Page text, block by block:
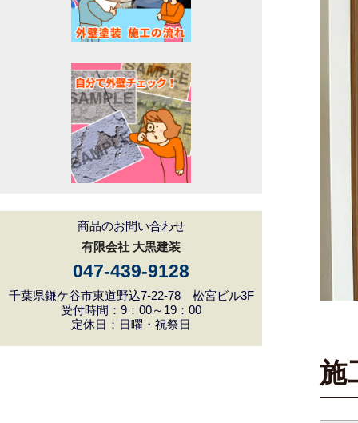
商品のお問い合わせ
有限会社 大黒建装
047-439-9128
千葉県鎌ケ谷市東道野込7-22-78 松宮ビル3F
受付時間：9：00～19：00
定休日：日曜・祝祭日
施